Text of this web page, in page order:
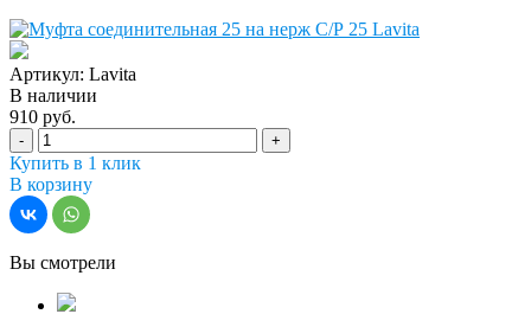
Артикул: Lavita
В наличии
910 руб.
- +
Купить в 1 клик
В корзину
Вы смотрели